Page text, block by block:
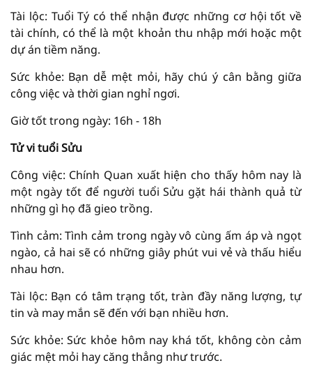
Tài lộc: Tuổi Tý có thể nhận được những cơ hội tốt về
tài chính, có thể là một khoản thu nhập mới hoặc một
dự án tiềm năng.
Sức khỏe: Bạn dễ mệt mỏi, hãy chú ý cân bằng giữa
công việc và thời gian nghỉ ngơi.
Giờ tốt trong ngày: 16h - 18h
Tử vi tuổi Sửu
Công việc: Chính Quan xuất hiện cho thấy hôm nay là
một ngày tốt để người tuổi Sửu gặt hái thành quả từ
những gì họ đã gieo trồng.
Tình cảm: Tình cảm trong ngày vô cùng ấm áp và ngọt
ngào, cả hai sẽ có những giây phút vui vẻ và thấu hiểu
nhau hơn.
Tài lộc: Bạn có tâm trạng tốt, tràn đầy năng lượng, tự
tin và may mắn sẽ đến với bạn nhiều hơn.
Sức khỏe: Sức khỏe hôm nay khá tốt, không còn cảm
giác mệt mỏi hay căng thẳng như trước.